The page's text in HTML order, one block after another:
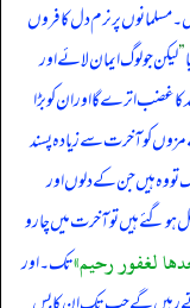
مسلمانوں پر نرم دل کافروں
”لیکن جو لوگ ایمان لائے اور
کا غضب اترے گا اور ان کو بڑا
مزوں کو آخرت سے زیادہ پسند
تو وہ ہیں جن کے دلوں اور
ہو گئے ہیں تو آخرت میں چار و
لغفور رحيم»تک۔ اور